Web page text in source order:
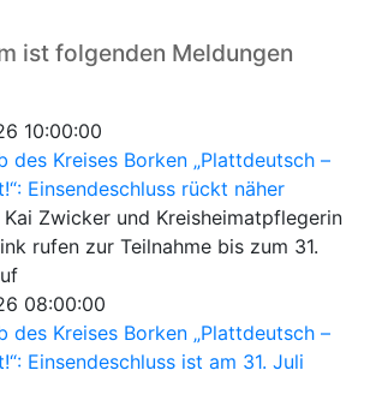
ist folgenden Meldungen
10:00:00
des Kreises Borken „Plattdeutsch –
Einsendeschluss rückt näher
Kai Zwicker und Kreisheimatpflegerin
rufen zur Teilnahme bis zum 31.
08:00:00
des Kreises Borken „Plattdeutsch –
Einsendeschluss ist am 31. Juli